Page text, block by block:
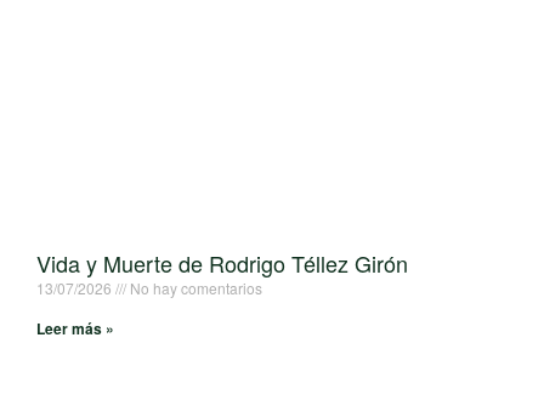
Vida y Muerte de Rodrigo Téllez Girón
13/07/2026 No hay comentarios
Leer más »